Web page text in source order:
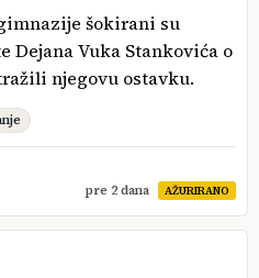
šokirani su
Dejana Vuka Stankovića o
njegovu ostavku.
pre 2 dana AŽURIRANO